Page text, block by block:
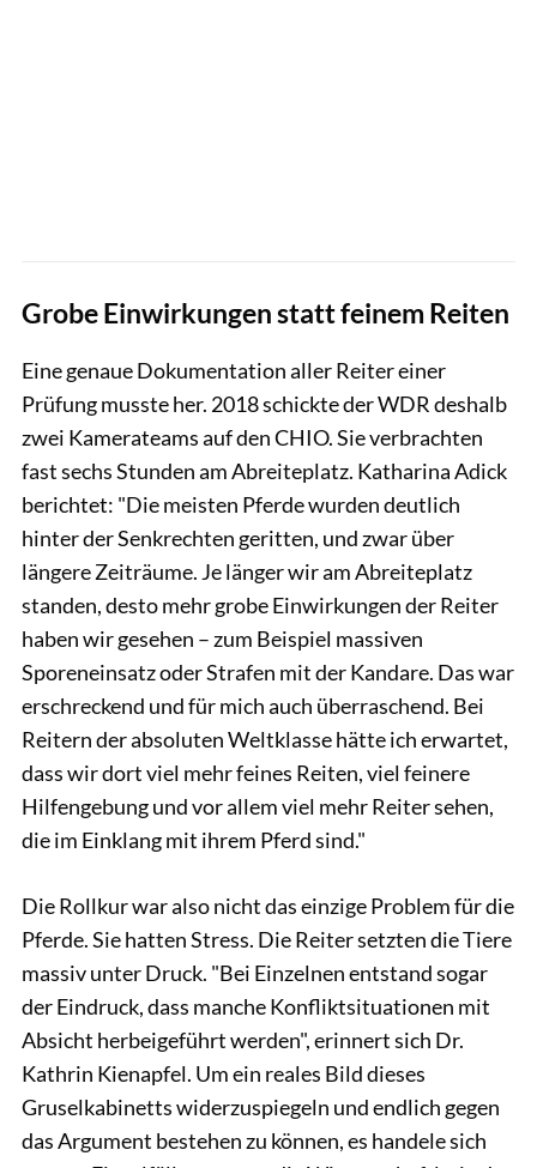
Grobe Einwirkungen statt feinem Reiten
Eine genaue Dokumentation aller Reiter einer
Prüfung musste her. 2018 schickte der WDR deshalb
zwei Kamerateams auf den CHIO. Sie verbrachten
fast sechs Stunden am Abreiteplatz. Katharina Adick
berichtet: "Die meisten Pferde wurden deutlich
hinter der Senkrechten geritten, und zwar über
längere Zeiträume. Je länger wir am Abreiteplatz
standen, desto mehr grobe Einwirkungen der Reiter
haben wir gesehen – zum Beispiel massiven
Sporeneinsatz oder Strafen mit der Kandare. Das war
erschreckend und für mich auch überraschend. Bei
Reitern der absoluten Weltklasse hätte ich erwartet,
dass wir dort viel mehr feines Reiten, viel feinere
Hilfengebung und vor allem viel mehr Reiter sehen,
die im Einklang mit ihrem Pferd sind."
Die Rollkur war also nicht das einzige Problem für die
Pferde. Sie hatten Stress. Die Reiter setzten die Tiere
massiv unter Druck. "Bei Einzelnen entstand sogar
der Eindruck, dass manche Konfliktsituationen mit
Absicht herbeigeführt werden", erinnert sich Dr.
Kathrin Kienapfel. Um ein reales Bild dieses
Gruselkabinetts widerzuspiegeln und endlich gegen
das Argument bestehen zu können, es handele sich